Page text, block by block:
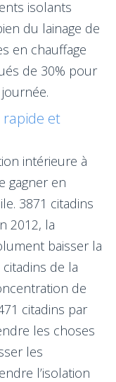
isolants
du lainage de
en chauffage
de 30% pour
rapide et
intérieure à
gagner en
3871 citadins
2012, la
baisser la
de la
de
citadins par
les choses
les
l’isolation